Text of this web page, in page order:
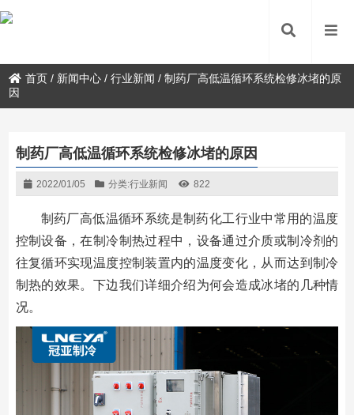
首页 / 新闻中心 /行业新闻 /制药厂高低温循环系统检修冰堵的原
因
制药厂高低温循环系统检修冰堵的原因
2022/01/05 分类:行业新闻 822
制药厂高低温循环系统是制药化工行业中常用的温度
控制设备，在制冷制热过程中，设备通过介质或制冷剂的
往复循环实现温度控制装置内的温度变化，从而达到制冷
制热的效果。下边我们详细介绍为何会造成冰堵的几种情
况。